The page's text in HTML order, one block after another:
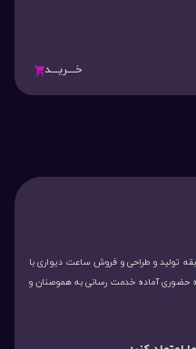
خـــریـــد
با بیش از 50 سال سابقه تولید و طراحی و فروش ساعت دیواری با
حضوری آماده خدمت رسانی به هموصنان و